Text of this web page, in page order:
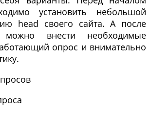
установить небольшой
head своего сайта. А после
можно внести необходимые
опрос и внимательно